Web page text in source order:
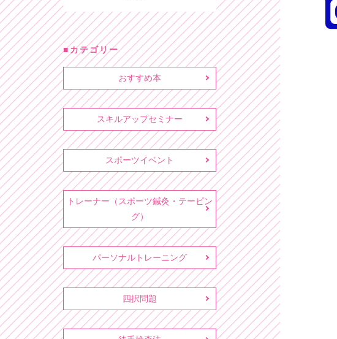
カテゴリー
おすすめ本
スキルアップセミナー
スポーツイベント
トレーナー（スポーツ鍼灸・テーピン
グ）
パーソナルトレーニング
四択問題